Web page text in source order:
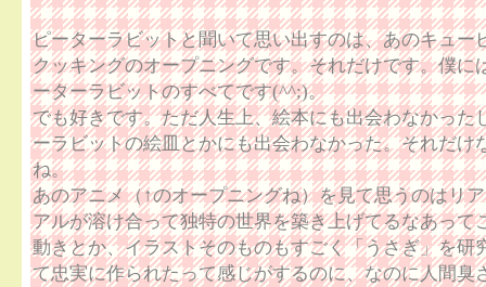
ピーターラビットと聞いて思い出すのは、あのキュー
クッキングのオープニングです。それだけです。僕に
ーターラビットのすべてです(^^;)。
でも好きです。ただ人生上、絵本にも出会わなかった
ーラビットの絵皿とかにも出会わなかった。それだけ
ね。
あのアニメ（↑のオープニングね）を見て思うのはリ
アルが溶け合って独特の世界を築き上げてるなあって
動きとか、イラストそのものもすごく「うさぎ」を研
て忠実に作られたって感じがするのに、なのに人間臭